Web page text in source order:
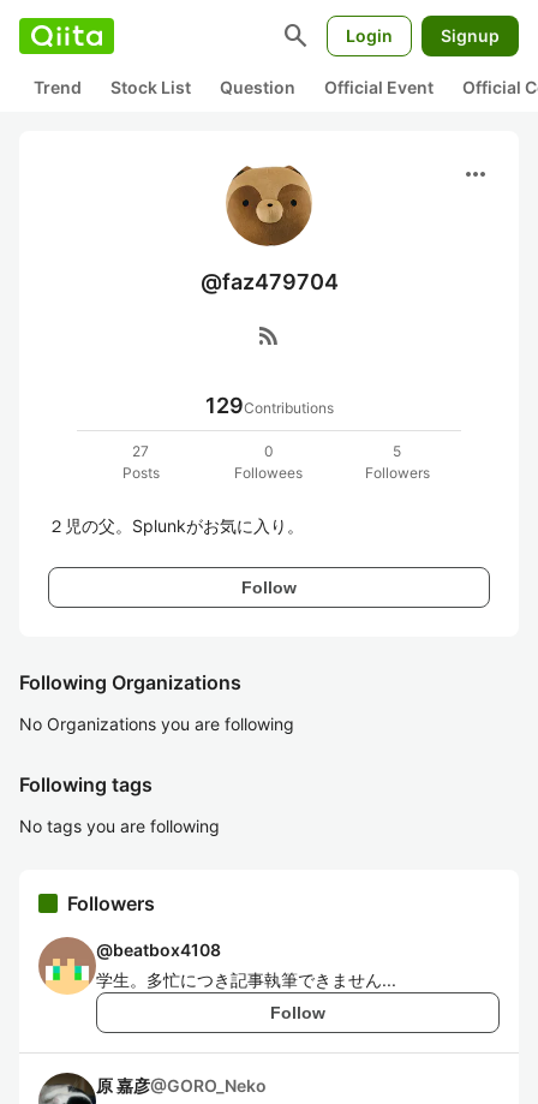
search Login Signup
Trend Stock List Question Official Event Official
more_horiz
@faz479704
rss_feed
129Contributions
27
Posts
0
Followees
5
Followers
２児の父。Splunkがお気に入り。
Follow
Following Organizations
No Organizations you are following
Following tags
No tags you are following
Followers
@beatbox4108
学生。多忙につき記事執筆できません...
Follow
原 嘉彦@GORO_Neko